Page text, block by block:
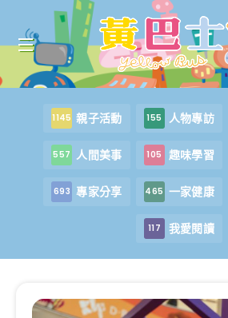
1145 親子活動 155 人物專訪
557 人間美事 105 趣味學習
693 專家分享 465 一家健康
117 我愛閱讀